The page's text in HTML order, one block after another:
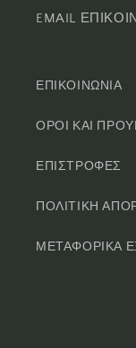
EMAIL
ΕΠΙΚΟΙΝΩΝΙΑ
ΟΡΟΙ ΚΑΙ
ΕΠΙΣΤΡΟΦΕΣ
ΠΟΛΙΤΙΚΗ
ΜΕΤΑΦΟΡΙΚΑ